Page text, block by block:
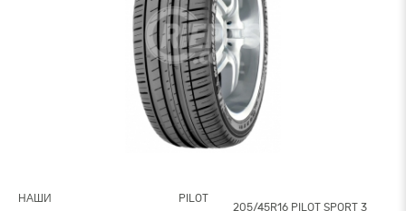
НАШИ
PILOT
205/45R16 PILOT SPORT 3